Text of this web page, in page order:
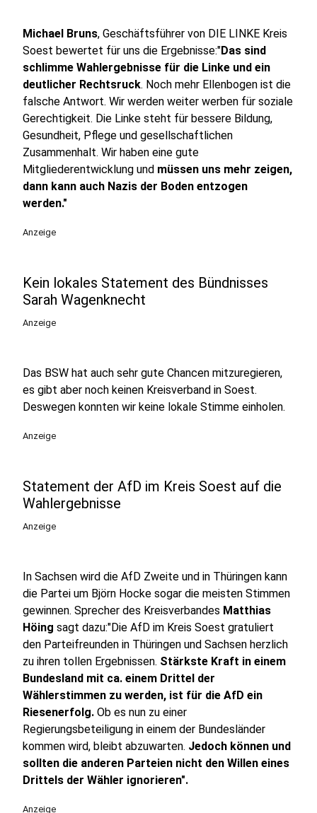
Michael Bruns, Geschäftsführer von DIE LINKE Kreis
Soest bewertet für uns die Ergebnisse:"Das sind
schlimme Wahlergebnisse für die Linke und ein
deutlicher Rechtsruck. Noch mehr Ellenbogen ist die
falsche Antwort. Wir werden weiter werben für soziale
Gerechtigkeit. Die Linke steht für bessere Bildung,
Gesundheit, Pflege und gesellschaftlichen
Zusammenhalt. Wir haben eine gute
Mitgliederentwicklung und müssen uns mehr zeigen,
dann kann auch Nazis der Boden entzogen
werden."
Anzeige
Kein lokales Statement des Bündnisses
Sarah Wagenknecht
Anzeige
Das BSW hat auch sehr gute Chancen mitzuregieren,
es gibt aber noch keinen Kreisverband in Soest.
Deswegen konnten wir keine lokale Stimme einholen.
Anzeige
Statement der AfD im Kreis Soest auf die
Wahlergebnisse
Anzeige
In Sachsen wird die AfD Zweite und in Thüringen kann
die Partei um Björn Hocke sogar die meisten Stimmen
gewinnen. Sprecher des Kreisverbandes Matthias
Höing sagt dazu:"Die AfD im Kreis Soest gratuliert
den Parteifreunden in Thüringen und Sachsen herzlich
zu ihren tollen Ergebnissen. Stärkste Kraft in einem
Bundesland mit ca. einem Drittel der
Wählerstimmen zu werden, ist für die AfD ein
Riesenerfolg. Ob es nun zu einer
Regierungsbeteiligung in einem der Bundesländer
kommen wird, bleibt abzuwarten. Jedoch können und
sollten die anderen Parteien nicht den Willen eines
Drittels der Wähler ignorieren".
Anzeige